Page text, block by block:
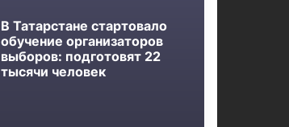
В Татарстане стартовало
обучение организаторов
выборов: подготовят 22
тысячи человек